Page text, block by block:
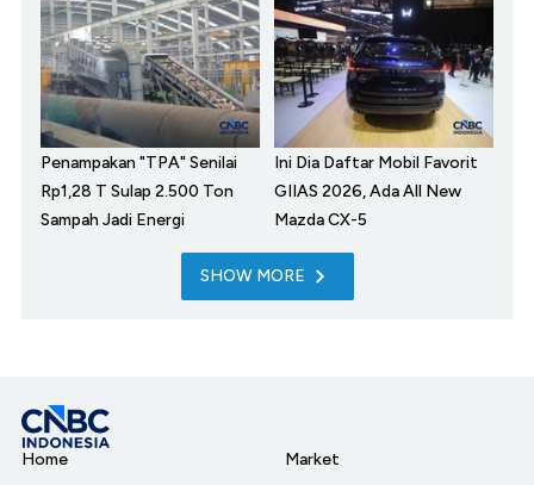
Penampakan "TPA" Senilai
Rp1,28 T Sulap 2.500 Ton
Sampah Jadi Energi
Ini Dia Daftar Mobil Favorit
GIIAS 2026, Ada All New
Mazda CX-5
SHOW MORE
Home
Market